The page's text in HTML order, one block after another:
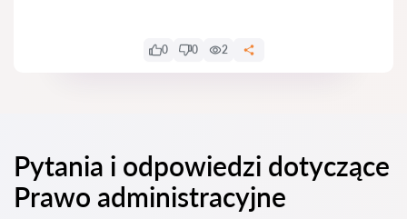
0 0 2
Pytania i odpowiedzi dotyczące
Prawo administracyjne